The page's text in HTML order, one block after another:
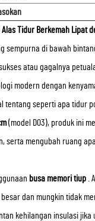
Tidur Berkemah Lipat
sempurna di bawah
atau gagalnya
modern dengan
tentang seperti apa tidur
(model D03), produk ini
serta mengubah ruang
busa memori tiup .
dan mungkin tidak
kehilangan insulasi